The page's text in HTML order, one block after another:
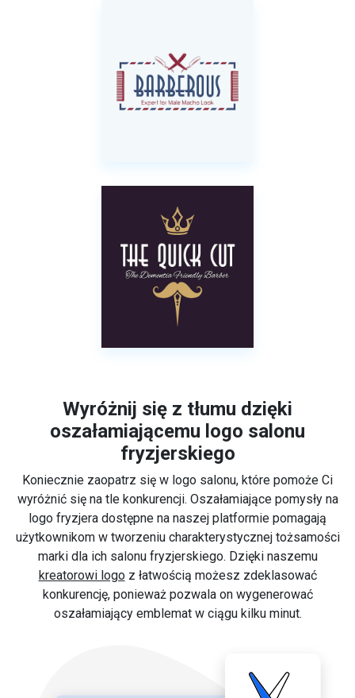
Wyróżnij się z tłumu dzięki
oszałamiającemu logo salonu
fryzjerskiego
Koniecznie zaopatrz się w logo salonu, które pomoże Ci
wyróżnić się na tle konkurencji. Oszałamiające pomysły na
logo fryzjera dostępne na naszej platformie pomagają
użytkownikom w tworzeniu charakterystycznej tożsamości
marki dla ich salonu fryzjerskiego. Dzięki naszemu
kreatorowi logoz łatwością możesz zdeklasować
konkurencję, ponieważ pozwala on wygenerować
oszałamiający emblemat w ciągu kilku minut.